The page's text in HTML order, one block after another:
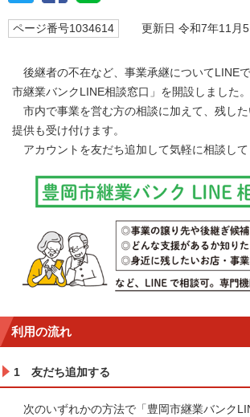
ページ番号1034614 更新日 令和7年11月5
後継者の不在など、事業承継についてLINE
市継業バンクLINE相談窓口」を開設しました。
市内で事業を営む方の相談に加えて、残し
提供も受け付けます。
アカウントを友だち追加して気軽に相談して
利用の流れ
1 友だち追加する
次のいずれかの方法で「豊岡市継業バンク